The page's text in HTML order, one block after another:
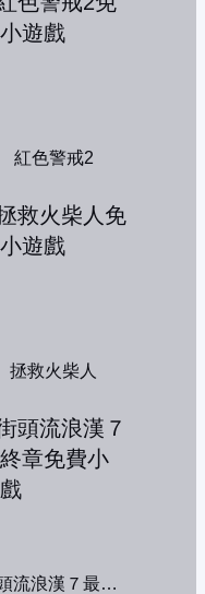
紅色警戒2
拯救火柴人
街頭流浪漢７最終章